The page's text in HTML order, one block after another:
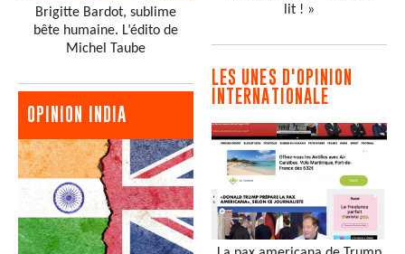
Brigitte Bardot, sublime
bête humaine. L’édito de
Michel Taube
OPINION INDIA
lit ! »
LES UNES D'OPINION
INTERNATIONALE